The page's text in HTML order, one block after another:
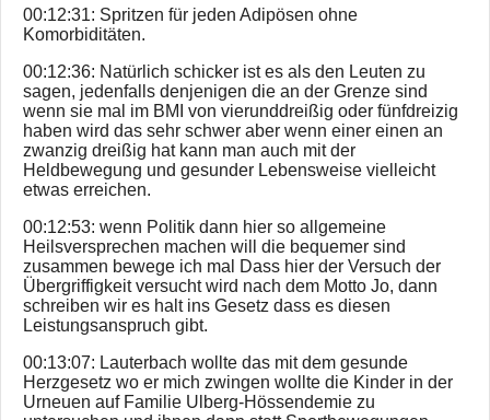
00:12:31: Spritzen für jeden Adipösen ohne
Komorbiditäten.
00:12:36: Natürlich schicker ist es als den Leuten zu
sagen, jedenfalls denjenigen die an der Grenze sind
wenn sie mal im BMI von vierunddreißig oder fünfdreizig
haben wird das sehr schwer aber wenn einer einen an
zwanzig dreißig hat kann man auch mit der
Heldbewegung und gesunder Lebensweise vielleicht
etwas erreichen.
00:12:53: wenn Politik dann hier so allgemeine
Heilsversprechen machen will die bequemer sind
zusammen bewege ich mal Dass hier der Versuch der
Übergriffigkeit versucht wird nach dem Motto Jo, dann
schreiben wir es halt ins Gesetz dass es diesen
Leistungsanspruch gibt.
00:13:07: Lauterbach wollte das mit dem gesunde
Herzgesetz wo er mich zwingen wollte die Kinder in der
Urneuen auf Familie Ulberg-Hössendemie zu